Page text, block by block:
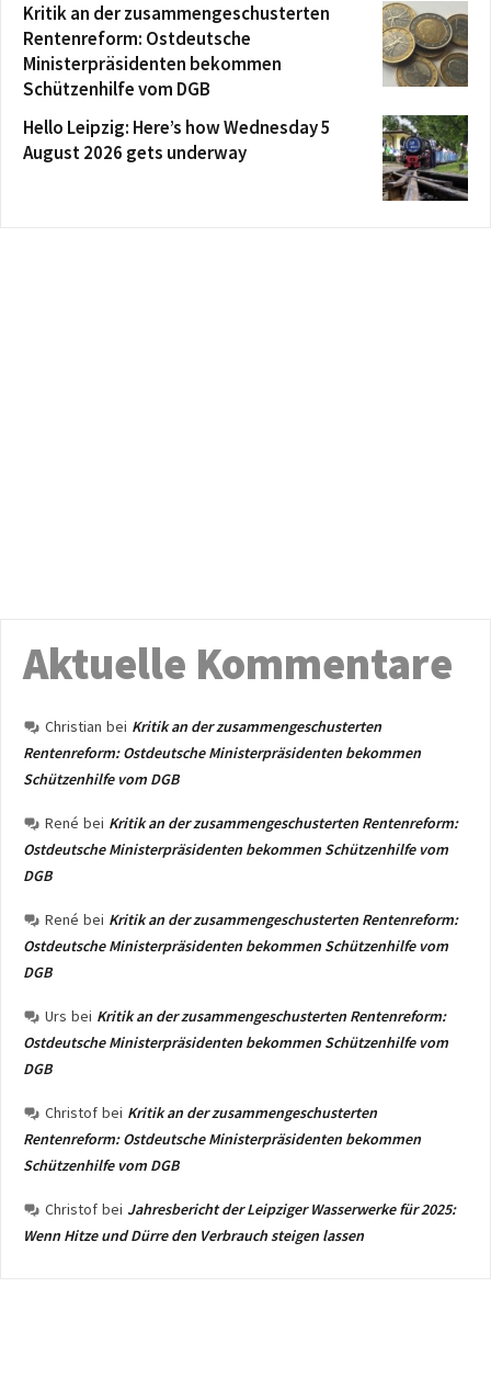
Kritik an der zusammengeschusterten
Rentenreform: Ostdeutsche
Ministerpräsidenten bekommen
Schützenhilfe vom DGB
Hello Leipzig: Here’s how Wednesday 5
August 2026 gets underway
Aktuelle Kommentare
Christian bei Kritik an der zusammengeschusterten
Rentenreform: Ostdeutsche Ministerpräsidenten bekommen
Schützenhilfe vom DGB
René bei Kritik an der zusammengeschusterten Rentenreform:
Ostdeutsche Ministerpräsidenten bekommen Schützenhilfe vom
DGB
René bei Kritik an der zusammengeschusterten Rentenreform:
Ostdeutsche Ministerpräsidenten bekommen Schützenhilfe vom
DGB
Urs bei Kritik an der zusammengeschusterten Rentenreform:
Ostdeutsche Ministerpräsidenten bekommen Schützenhilfe vom
DGB
Christof bei Kritik an der zusammengeschusterten
Rentenreform: Ostdeutsche Ministerpräsidenten bekommen
Schützenhilfe vom DGB
Christof bei Jahresbericht der Leipziger Wasserwerke für 2025:
Wenn Hitze und Dürre den Verbrauch steigen lassen